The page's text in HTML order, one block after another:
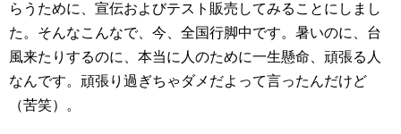
らうために、宣伝およびテスト販売してみることにしまし
た。そんなこんなで、今、全国行脚中です。暑いのに、台
風来たりするのに、本当に人のために一生懸命、頑張る人
なんです。頑張り過ぎちゃダメだよって言ったんだけど
（苦笑）。